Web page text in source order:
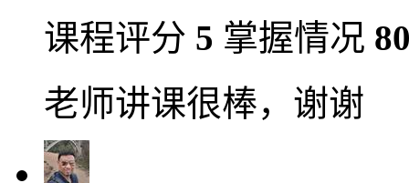
课程评分 5 掌握情况
老师讲课很棒，谢谢